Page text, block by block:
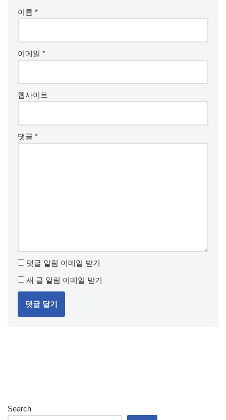
이름 *
이메일 *
웹사이트
댓글 *
댓글 알림 이메일 받기
새 글 알림 이메일 받기
Search